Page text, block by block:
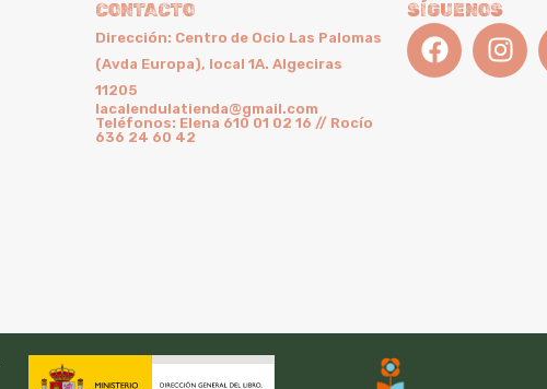
CONTACTO
Dirección: Centro de Ocio Las Palomas
(Avda Europa), local 1A. Algeciras
11205
lacalendulatienda@gmail.com
Teléfonos: Elena 610 01 02 16 // Rocío
636 24 60 42
SÍGUENOS